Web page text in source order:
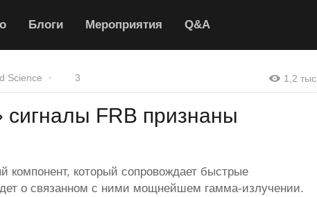
Блоги Мероприятия Q&A
Science 3 1,2 тыс
FRB признаны
компонент, который сопровождает быстрые
о связанном с ними мощнейшем гамма-излучении.